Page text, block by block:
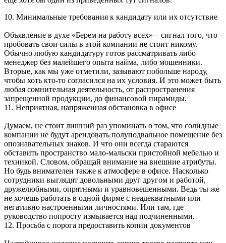
10. Минимальные требования к кандидату или их отсутствие
Объявление в духе «Берем на работу всех» – сигнал того, что
пробовать свои силы в этой компании не стоит никому.
Обычно любую кандидатуру готов рассматривать либо
менеджер без малейшего опыта найма, либо мошенники.
Вторые, как мы уже отметили, зазывают побольше народу,
чтобы хоть кто-то согласился на их условия. И это может быть
любая сомнительная деятельность, от распространения
запрещенной продукции, до финансовой пирамиды.
11. Неприятная, напряженная обстановка в офисе
Думаем, не стоит лишний раз упоминать о том, что солидные
компании не будут арендовать полуподвальное помещение без
опознавательных знаков. И что они всегда стараются
обставить пространство мало-мальски пристойной мебелью и
техникой. Словом, обращай внимание на внешние атрибуты.
Но будь внимателен также к атмосфере в офисе. Насколько
сотрудники выглядят довольными друг другом и работой,
дружелюбными, опрятными и уравновешенными. Ведь ты же
не хочешь работать в одной фирме с неадекватными или
негативно настроенными личностями. Или там, где
руководство попросту измывается над подчиненными.
12. Просьба с порога предоставить копии документов